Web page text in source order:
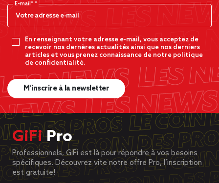
E-mail*
En renseignant votre adresse e-mail, vous acceptez de
recevoir nos dernères actualités ainsi que nos derniers
articles et vous prenez connaissance de notre politique
de confidentialité.
M’inscrire à la newsletter
GiFiPro
Professionnels, GiFi est là pour répondre à vos besoins
spécifiques. Découvrez vite notre offre Pro, l’inscription
est gratuite!